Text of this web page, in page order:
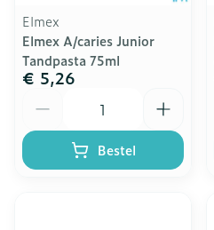
Elmex
Elmex A/caries Junior
Tandpasta 75ml
€ 5,26
Bestel